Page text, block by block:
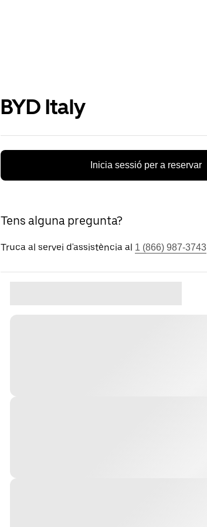
BYD Italy
Inicia sessió per a reservar
Tens alguna pregunta?
Truca al servei d'assistència al 1 (866) 987-3743